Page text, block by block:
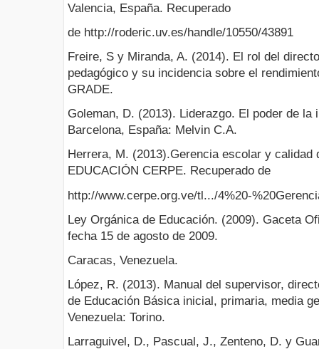
Valencia, España. Recuperado
de http://roderic.uv.es/handle/10550/43891
Freire, S y Miranda, A. (2014). El rol del
pedagógico y su incidencia sobre el
GRADE.
Goleman, D. (2013). Liderazgo. El poder de la
Barcelona, España: Melvin C.A.
Herrera, M. (2013).Gerencia escolar y calidad
EDUCACIÓN CERPE. Recuperado de
http://www.cerpe.org.ve/tl.../4%20-
Ley Orgánica de Educación. (2009). Gaceta
fecha 15 de agosto de 2009.
Caracas, Venezuela.
López, R. (2013). Manual del supervisor,
de Educación Básica inicial, primaria, media
Venezuela: Torino.
Larraguivel, D., Pascual, J., Zenteno, D. y